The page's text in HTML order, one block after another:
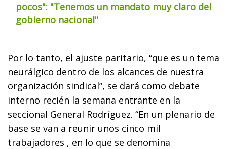
pocos": "Tenemos un mandato muy claro del
gobierno nacional"
Por lo tanto, el ajuste paritario, “que es un tema
neurálgico dentro de los alcances de nuestra
organización sindical”, se dará como debate
interno recién la semana entrante en la
seccional General Rodríguez. “En un plenario de
base se van a reunir unos cinco mil
trabajadores , en lo que se denomina